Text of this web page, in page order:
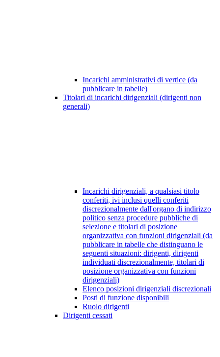
Incarichi amministrativi di vertice (da
pubblicare in tabelle)
Titolari di incarichi dirigenziali (dirigenti non
generali)
Incarichi dirigenziali, a qualsiasi titolo
conferiti, ivi inclusi quelli conferiti
discrezionalmente dall'organo di indirizzo
politico senza procedure pubbliche di
selezione e titolari di posizione
organizzativa con funzioni dirigenziali (da
pubblicare in tabelle che distinguano le
seguenti situazioni: dirigenti, dirigenti
individuati discrezionalmente, titolari di
posizione organizzativa con funzioni
dirigenziali)
Elenco posizioni dirigenziali discrezionali
Posti di funzione disponibili
Ruolo dirigenti
Dirigenti cessati